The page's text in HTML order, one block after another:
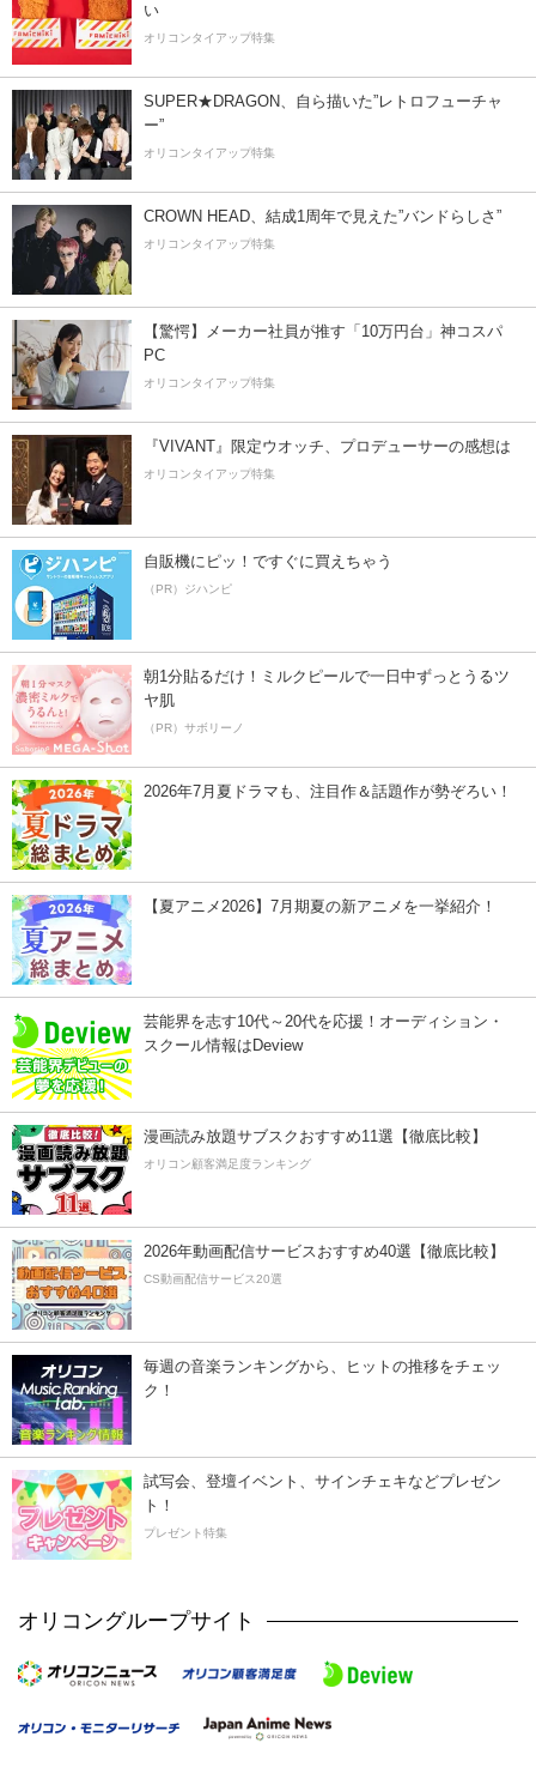
い
オリコンタイアップ特集
SUPER★DRAGON、自ら描いた”レトロフューチャ
ー”
オリコンタイアップ特集
CROWN HEAD、結成1周年で見えた”バンドらしさ”
オリコンタイアップ特集
【驚愕】メーカー社員が推す「10万円台」神コスパ
PC
オリコンタイアップ特集
『VIVANT』限定ウオッチ、プロデューサーの感想は
オリコンタイアップ特集
自販機にピッ！ですぐに買えちゃう
（PR）ジハンピ
朝1分貼るだけ！ミルクピールで一日中ずっとうるツ
ヤ肌
（PR）サボリーノ
2026年7月夏ドラマも、注目作＆話題作が勢ぞろい！
【夏アニメ2026】7月期夏の新アニメを一挙紹介！
芸能界を志す10代～20代を応援！オーディション・
スクール情報はDeview
漫画読み放題サブスクおすすめ11選【徹底比較】
オリコン顧客満足度ランキング
2026年動画配信サービスおすすめ40選【徹底比較】
CS動画配信サービス20選
毎週の音楽ランキングから、ヒットの推移をチェッ
ク！
試写会、登壇イベント、サインチェキなどプレゼン
ト！
プレゼント特集
オリコングループサイト